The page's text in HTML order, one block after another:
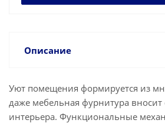
Описание
Уют помещения формируется из
даже мебельная фурнитура
интерьера. Функциональные